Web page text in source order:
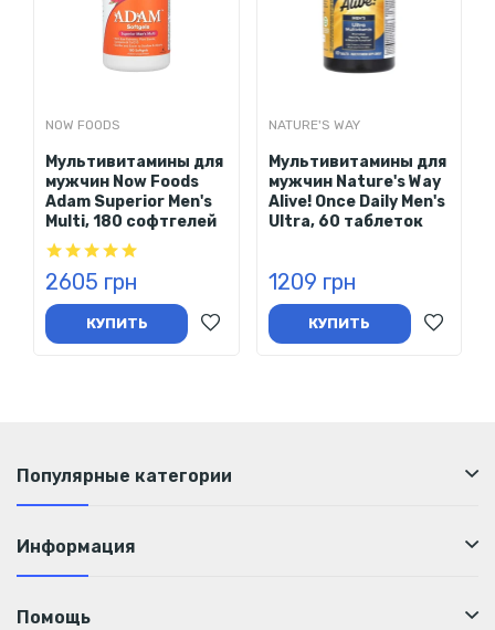
Рекомендации по применению
Применять только согласно инструкции. Принимать 1
капсулу VegCap в день во время еды или запивая стаканом
Состав
Пищевая ценность капсула
% от
суточной
Йохимбе (Pausinystalia
johimbe) (экстракт
коры)
—
Другие ингредиенты
целлюлозы, смесь экстрактов органического риса,
мальтодекстрин (из кукурузы без ГМО) и диоксид кремния.
NOW FOODS
Мультивитамины для
мужчин Now Foods
Adam Superior Men's
Multi, 180 софтгелей
2605 грн
КУПИТЬ
NATURE'S WAY
Мультивитамины для
мужчин Nature's Way
Alive! Once Daily Men's
Ultra, 60 таблеток
1209 грн
КУПИТЬ
Популярные категории
Информация
Помощь